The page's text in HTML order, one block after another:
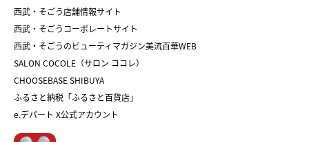
クリスマスケーキ
ホワイトデー
和菓子
人気のギフト
バレンタイン
ホワイトデー
おせち
フード
西武・そごう店舗情報サイト
西武・そごうコーポレートサイト
西武・そごうのビューティマガジン美流百華WEB
SALON COCOLE（サロン ココレ）
CHOOSEBASE SHIBUYA
ふるさと納税「ふるさと百貨店」
e.デパート X公式アカウント